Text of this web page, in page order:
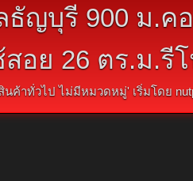
ญบุรี 900 ม.ค
อย 26 ตร.ม.รี
นค้าทั่วไป ไม่มีหมวดหมู่' เริ่มโดย